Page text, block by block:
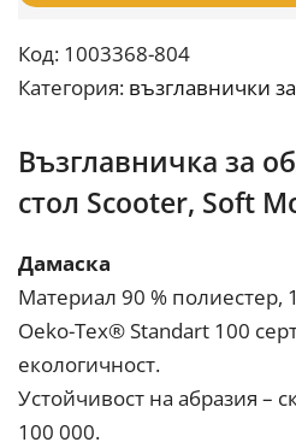
Код: 1003368-804
Категория: възглавнички
Възглавничка за
стол Scooter, Soft
Дамаска
Материал 90 % полиестер,
Oeko-Tex® Standart 100
екологичност.
Устойчивост на абразия –
100 000.